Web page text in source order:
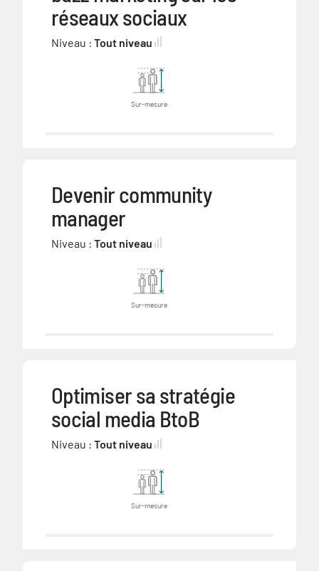
réseaux sociaux
Niveau : Tout niveau
Sur-mesure
Devenir community
manager
Niveau : Tout niveau
Sur-mesure
Optimiser sa stratégie
social media BtoB
Niveau : Tout niveau
Sur-mesure